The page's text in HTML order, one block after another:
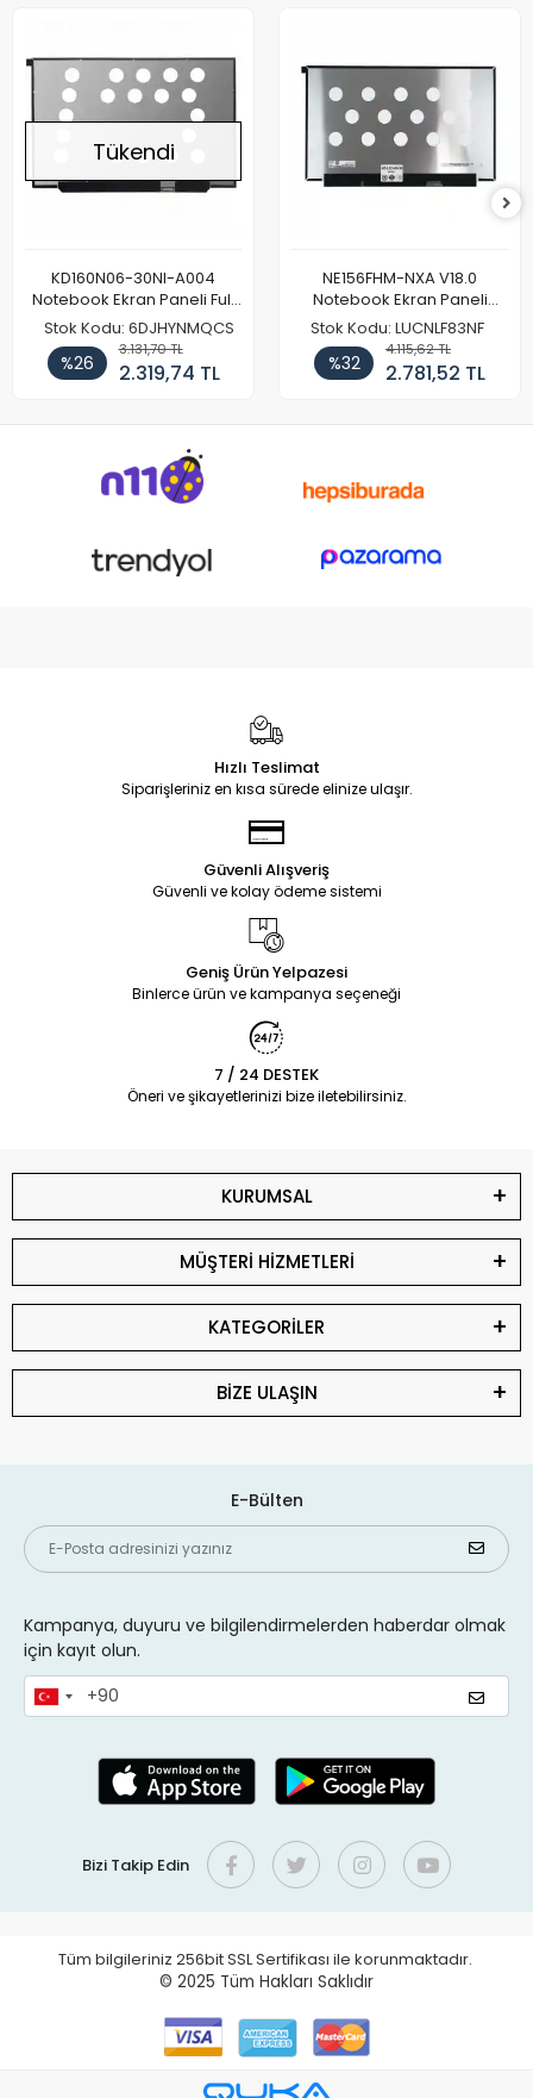
Tükendi
KD160N06-30NI-A004
Notebook Ekran Paneli Full
HD
Stok Kodu: 6DJHYNMQCS
%26
3.131,70 TL
2.319,74 TL
NE156FHM-NXA V18.0
Notebook Ekran Paneli
144Hz
Stok Kodu: LUCNLF83NF
%32
4.115,62 TL
2.781,52 TL
Hızlı Teslimat
Siparişleriniz en kısa sürede elinize ulaşır.
Güvenli Alışveriş
Güvenli ve kolay ödeme sistemi
Geniş Ürün Yelpazesi
Binlerce ürün ve kampanya seçeneği
7 / 24 DESTEK
Öneri ve şikayetlerinizi bize iletebilirsiniz.
KURUMSAL
MÜŞTERİ HİZMETLERİ
KATEGORİLER
BİZE ULAŞIN
E-Bülten
Kampanya, duyuru ve bilgilendirmelerden haberdar olmak
için kayıt olun.
Bizi Takip Edin
Tüm bilgileriniz 256bit SSL Sertifikası ile korunmaktadır.
© 2025 Tüm Hakları Saklıdır